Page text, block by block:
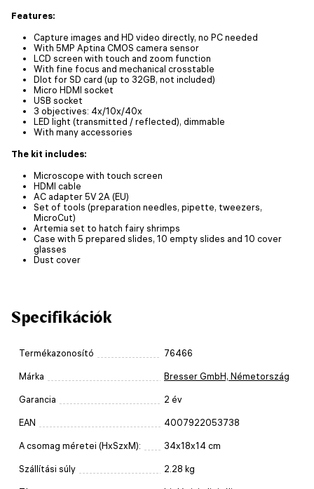
Features:
Capture images and HD video directly, no PC needed
With 5MP Aptina CMOS camera sensor
LCD screen with touch and zoom function
With fine focus and mechanical crosstable
Dlot for SD card (up to 32GB, not included)
Micro HDMI socket
USB socket
3 objectives: 4x/10x/40x
LED light (transmitted / reflected), dimmable
With many accessories
The kit includes:
Microscope with touch screen
HDMI cable
AC adapter 5V 2A (EU)
Set of tools (preparation needles, pipette, tweezers,
MicroCut)
Artemia set to hatch fairy shrimps
Case with 5 prepared slides, 10 empty slides and 10 cover
glasses
Dust cover
Specifikációk
Termékazonosító 76466
Márka Bresser GmbH, Németország
Garancia 2 év
EAN 4007922053738
A csomag méretei (HxSzxM): 34x18x14 cm
Szállítási súly 2.28 kg